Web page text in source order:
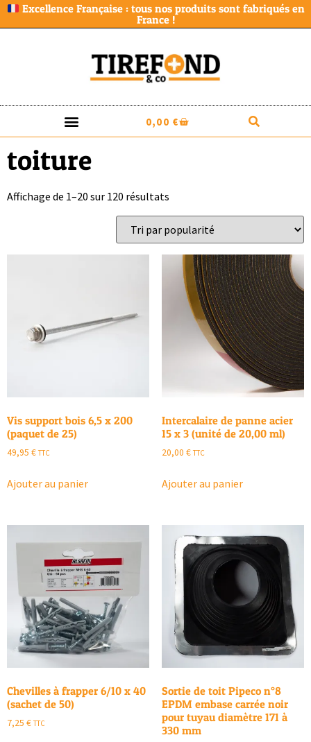
Excellence Française : tous nos produits sont fabriqués en
France !
0,00 €
toiture
Affichage de 1–20 sur 120 résultats
Vis support bois 6,5 x 200
(paquet de 25)
49,95 € TTC
Ajouter au panier
Intercalaire de panne acier
15 x 3 (unité de 20,00 ml)
20,00 € TTC
Ajouter au panier
Chevilles à frapper 6/10 x 40
(sachet de 50)
7,25 € TTC
Sortie de toit Pipeco n°8
EPDM embase carrée noir
pour tuyau diamètre 171 à
330 mm